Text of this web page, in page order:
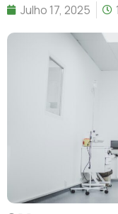
Julho 17, 2025